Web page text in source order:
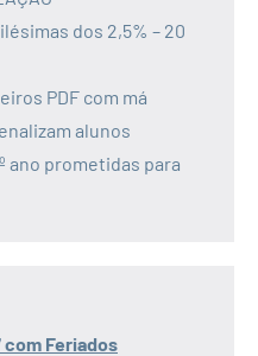
dos 2,5% – 20
PDF com má
alunos
ano prometidas para
Feriados